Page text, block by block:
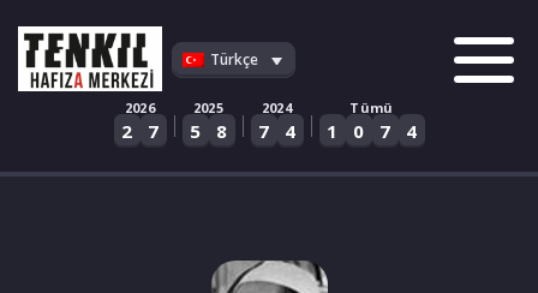
content
Türkçe
2026
2 7 |
2025
5 8 |
2024
7 4 |
Tümü
1 0 7 4